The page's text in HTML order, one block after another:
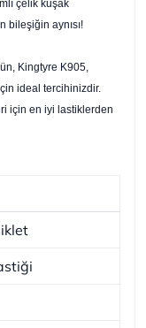
çelik kuşak
bileşiğin aynısı!
Kingtyre K905,
ideal tercihinizdir.
için en iyi lastiklerden